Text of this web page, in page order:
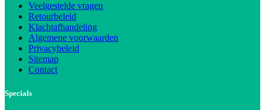
Veelgestelde vragen
Retourbeleid
Klachtafhandeling
Algemene voorwaarden
Privacybeleid
Sitemap
Contact
Specials